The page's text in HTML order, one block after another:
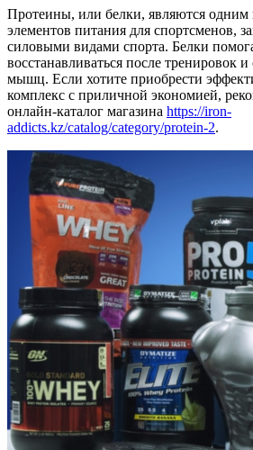
Протеины, или белки, являются
элементов питания для спортсменов,
силовыми видами спорта. Белки
восстанавливаться после тренировок
мышц. Если хотите приобрести
комплекс с приличной экономией,
онлайн-каталог магазина https://iron-
addicts.kz/catalog/category/protein-2.